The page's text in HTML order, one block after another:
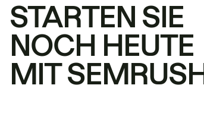
STARTEN SIE
NOCH HEUTE
MIT